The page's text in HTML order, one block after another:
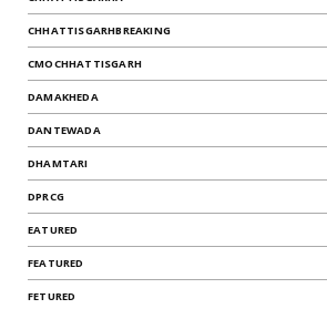
CHHATTISGARHBREAKING
CMOCHHATTISGARH
DAMAKHEDA
DANTEWADA
DHAMTARI
DPRCG
EATURED
FEATURED
FETURED